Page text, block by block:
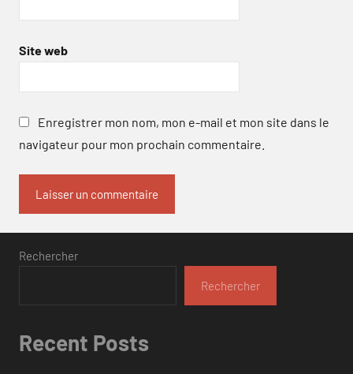
Site web
Enregistrer mon nom, mon e-mail et mon site dans le
navigateur pour mon prochain commentaire.
Rechercher
Rechercher
Recent Posts